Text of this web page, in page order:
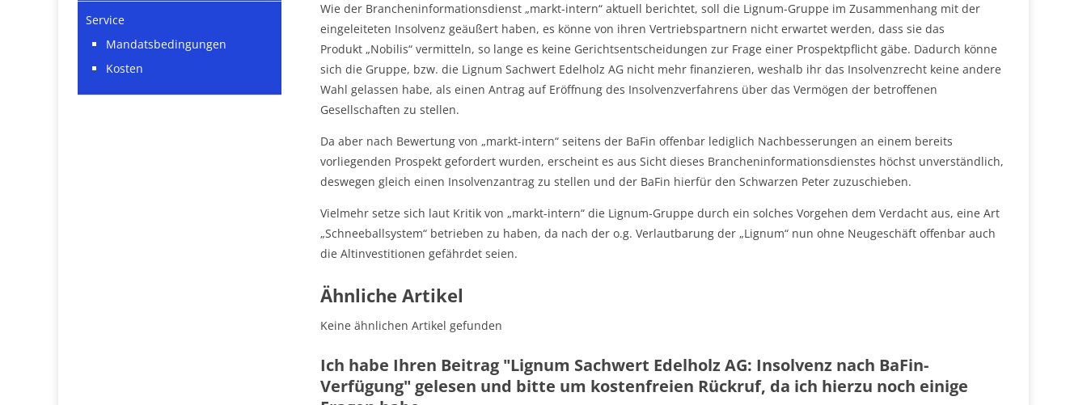
Wie der Brancheninformationsdienst „markt-intern“ aktuell berichtet, soll die Lignum-Gruppe im Zusammenhang mit der
eingeleiteten Insolvenz geäußert haben, es könne von ihren Vertriebspartnern nicht erwartet werden, dass sie das
Produkt „Nobilis“ vermitteln, so lange es keine Gerichtsentscheidungen zur Frage einer Prospektpflicht gäbe. Dadurch könne
sich die Gruppe, bzw. die Lignum Sachwert Edelholz AG nicht mehr finanzieren, weshalb ihr das Insolvenzrecht keine andere
Wahl gelassen habe, als einen Antrag auf Eröffnung des Insolvenzverfahrens über das Vermögen der betroffenen
Gesellschaften zu stellen.
Da aber nach Bewertung von „markt-intern“ seitens der BaFin offenbar lediglich Nachbesserungen an einem bereits
vorliegenden Prospekt gefordert wurden, erscheint es aus Sicht dieses Brancheninformationsdienstes höchst unverständlich,
deswegen gleich einen Insolvenzantrag zu stellen und der BaFin hierfür den Schwarzen Peter zuzuschieben.
Vielmehr setze sich laut Kritik von „markt-intern“ die Lignum-Gruppe durch ein solches Vorgehen dem Verdacht aus, eine Art
„Schneeballsystem“ betrieben zu haben, da nach der o.g. Verlautbarung der „Lignum“ nun ohne Neugeschäft offenbar auch
die Altinvestitionen gefährdet seien.
Ähnliche Artikel
Keine ähnlichen Artikel gefunden
Ich habe Ihren Beitrag "Lignum Sachwert Edelholz AG: Insolvenz nach BaFin-
Verfügung" gelesen und bitte um kostenfreien Rückruf, da ich hierzu noch einige
Service
Mandatsbedingungen
Kosten